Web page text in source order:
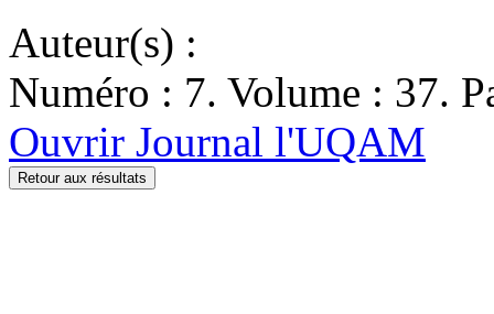
Auteur(s) :
Numéro : 7. Volume : 37.
Ouvrir Journal l'UQAM
Retour aux résultats